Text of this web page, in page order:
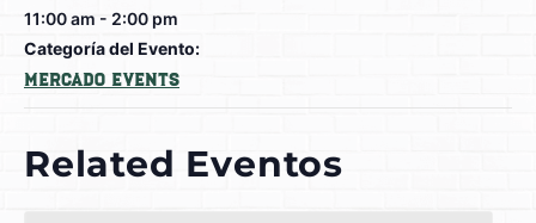
11:00 am - 2:00 pm
Categoría del Evento:
Mercado Events
Related Eventos